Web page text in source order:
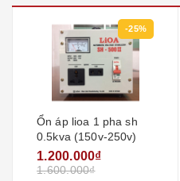
-25%
Ổn áp lioa 1 pha sh
0.5kva (150v-250v)
1.200.000₫
1.600.000₫